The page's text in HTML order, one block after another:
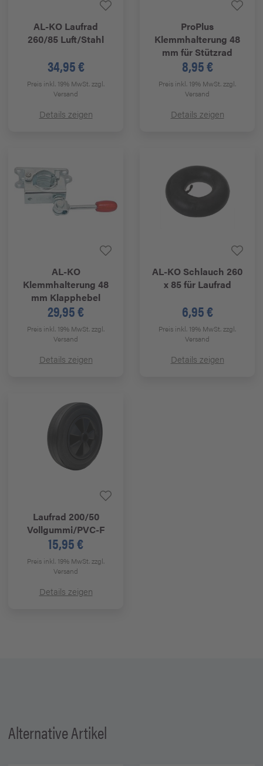
AL-KO Laufrad
260/85 Luft/Stahl
34,95 €
Preis inkl. 19% MwSt.zzgl.
Versand
Details zeigen
ProPlus
Klemmhalterung 48
mm für Stützrad
8,95 €
Preis inkl. 19% MwSt.zzgl.
Versand
Details zeigen
AL-KO
Klemmhalterung 48
mm Klapphebel
29,95 €
Preis inkl. 19% MwSt.zzgl.
Versand
Details zeigen
AL-KO Schlauch 260
x 85 für Laufrad
6,95 €
Preis inkl. 19% MwSt.zzgl.
Versand
Details zeigen
Laufrad 200/50
Vollgummi/PVC-F
15,95 €
Preis inkl. 19% MwSt.zzgl.
Versand
Details zeigen
Alternative Artikel